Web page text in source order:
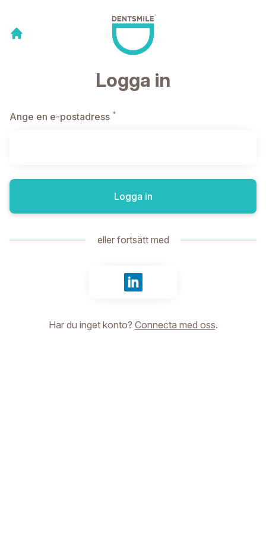
Logga in
Ange en e-postadress *
Logga in
eller fortsätt med
Logga in med LinkedIn
Har du inget konto? Connecta med oss.